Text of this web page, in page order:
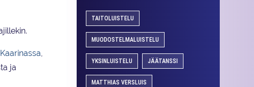
Kaarinassa,
ja
TAITOLUISTELU
MUODOSTELMALUISTELU
YKSINLUISTELU JÄÄTANSSI
MATTHIAS VERSLUIS